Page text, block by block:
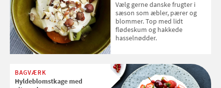
Vælg gerne danske frugter i
sæson som æbler, pærer og
blommer. Top med lidt
flødeskum og hakkede
hasselnødder.
BAGVÆRK
Hyldeblomstkage med